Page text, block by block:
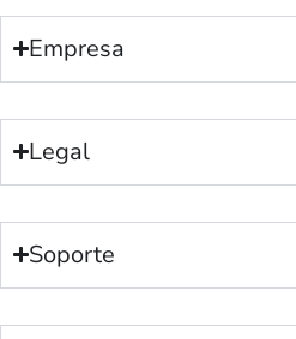
Empresa
Legal
Soporte